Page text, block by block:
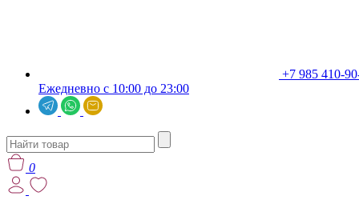
+7 985 410-
Ежедневно с 10:00 до 23:00
0